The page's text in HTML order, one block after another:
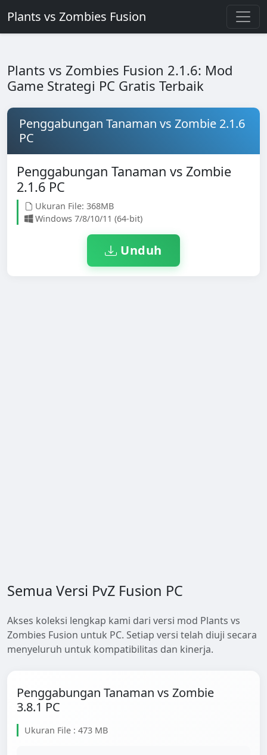
Plants vs Zombies Fusion
Plants vs Zombies Fusion 2.1.6: Mod
Game Strategi PC Gratis Terbaik
Penggabungan Tanaman vs Zombie 2.1.6
PC
Penggabungan Tanaman vs Zombie
2.1.6 PC
Ukuran File: 368MB
Windows 7/8/10/11 (64-bit)
Unduh
Semua Versi PvZ Fusion PC
Akses koleksi lengkap kami dari versi mod Plants vs
Zombies Fusion untuk PC. Setiap versi telah diuji secara
menyeluruh untuk kompatibilitas dan kinerja.
Penggabungan Tanaman vs Zombie
3.8.1 PC
Ukuran File : 473 MB